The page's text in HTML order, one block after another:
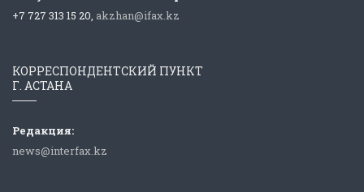
+7 727 313 15 20, akzhan@ifax.kz
КОРРЕСПОНДЕНТСКИЙ ПУНКТ
Г. АСТАНА
Редакция:
news@interfax.kz